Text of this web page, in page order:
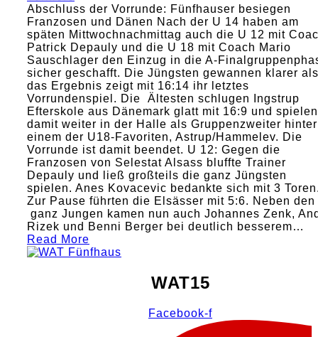
Abschluss der Vorrunde: Fünfhauser besiegen
Franzosen und Dänen Nach der U 14 haben am
späten Mittwochnachmittag auch die U 12 mit
Patrick Depauly und die U 18 mit Coach Mario
Sauschlager den Einzug in die A-
sicher geschafft. Die Jüngsten gewannen klarer als
das Ergebnis zeigt mit 16:14 ihr letztes
Vorrundenspiel. Die Ältesten schlugen Ingstrup
Efterskole aus Dänemark glatt mit 16:9 und spielen
damit weiter in der Halle als Gruppenzweiter hinter
einem der U18-Favoriten, Astrup/Hammelev. Die
Vorrunde ist damit beendet. U 12: Gegen die
Franzosen von Selestat Alsass bluffte Trainer
Depauly und ließ großteils die ganz Jüngsten
spielen. Anes Kovacevic bedankte sich mit 3
Zur Pause führten die Elsässer mit 5:6. Neben den
ganz Jungen kamen nun auch Johannes Zenk,
Rizek und Benni Berger bei deutlich besserem…
Read More
WAT15
Facebook-f